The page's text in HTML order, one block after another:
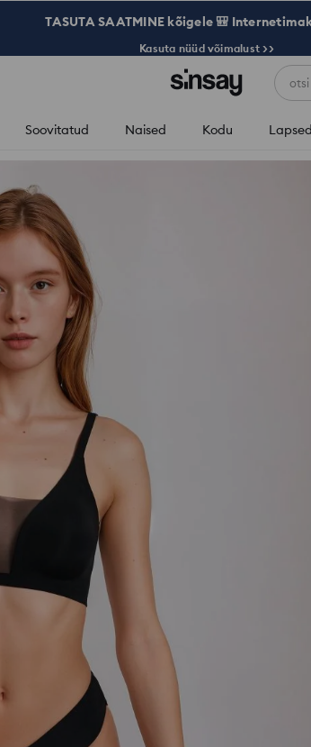
TASUTA SAATMINE kõigele 🎒
Kasuta nüüd võimalust >>
otsi
Soovitatud Naised Kodu Lapsed